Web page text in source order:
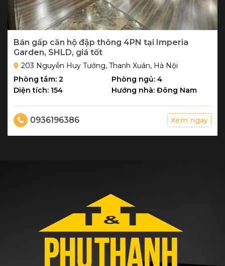
Bán gấp căn hộ đập thông 4PN tại Imperia
Garden, SHLD, giá tốt
203 Nguyễn Huy Tưởng, Thanh Xuân, Hà Nội
Phòng tắm: 2
Phòng ngủ: 4
Diện tích: 154
Hướng nhà: Đông Nam
0936196386 Xem ngay